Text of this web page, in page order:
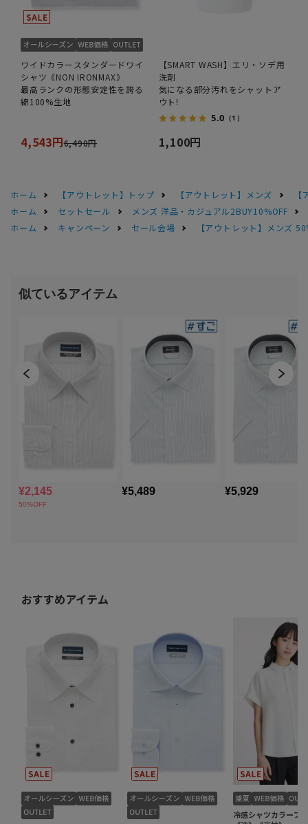
ワイドカラースタンダードワイ
シャツ《NON IRONMAX》
最高ランクの形態安定性を誇る
綿100%生地
4,543円6,490円
【SMART WASH】エリ・ソデ用
洗剤
気になる部分汚れをシャットア
ウト!
5.0 （1）
1,100円
ホーム 【アウトレット】トップ 【アウトレット】メンズ
ホーム
セットセール
メンズ 洋品・カジュアル2BUY10%OFF
ホーム
キャンペーン セール会場 【アウトレット】メンズ